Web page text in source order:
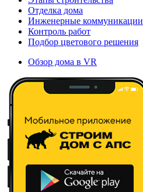
Отделка дома
Инженерные коммуникации
Контроль работ
Подбор цветового решения
Обзор дома в VR